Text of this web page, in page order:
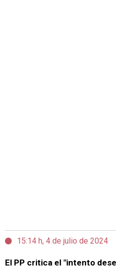
15:14 h, 4 de julio de 2024
El PP critica el "intento